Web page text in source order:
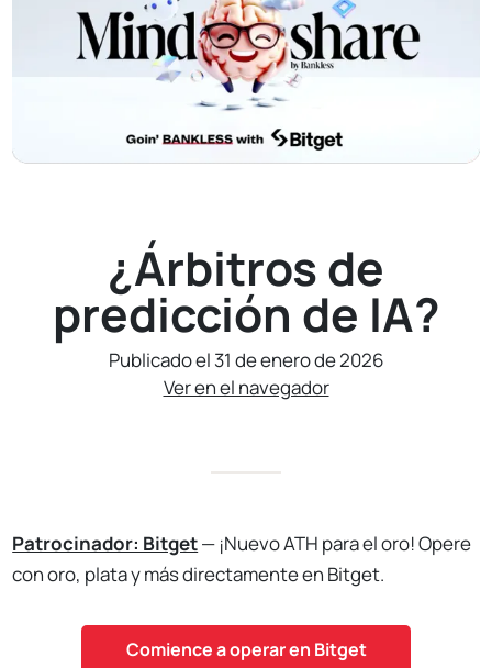
¿Árbitros de
predicción de IA?
Publicado el 31 de enero de 2026
Ver en el navegador
Patrocinador: Bitget— ¡Nuevo ATH para el oro! Opere
con oro, plata y más directamente en Bitget.
Comience a operar en Bitget